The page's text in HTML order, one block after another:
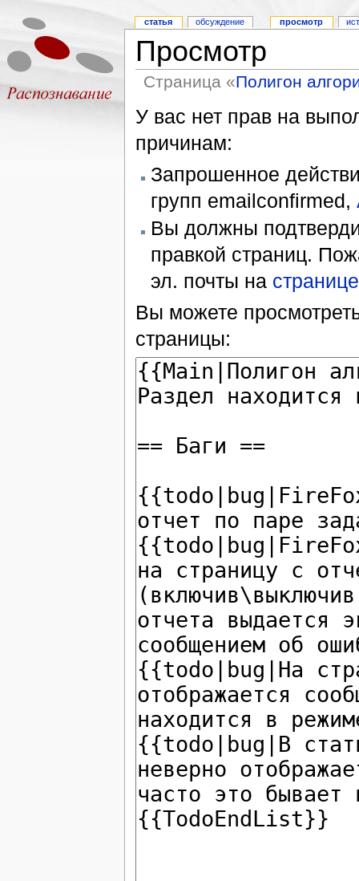
Просмотр
Страница «Полигон
У вас нет прав на
причинам:
Запрошенное
групп emailconfirmed,
Вы должны
правкой страниц.
эл. почты на
Вы можете
страницы:
статья обсуждение просмотр